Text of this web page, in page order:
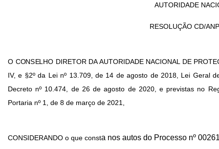
AUTORIDADE
RESOLUÇÃO CD/
O CONSELHO DIRETOR DA AUTORIDADE NACIONAL DE
IV, e §2º da Lei nº 13.709, de 14 de agosto de 2018, Lei Geral
Decreto nº 10.474, de 26 de agosto de 2020, e previstas no
Portaria nº 1, de 8 de março de 2021,
CONSIDERANDO o que consta nos autos do Processo nº